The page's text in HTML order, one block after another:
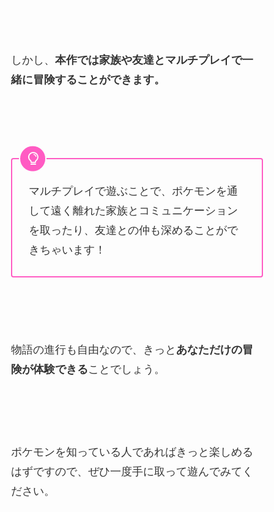
しかし、 本作では家族や友達とマルチプレイで一
緒に冒険することができます。
マルチプレイで遊ぶことで、ポケモンを通
して遠く離れた家族とコミュニケーション
を取ったり、友達との仲も深めることがで
きちゃいます！
物語の進行も自由なので、きっと あなただけの冒
険が体験できることでしょう。
ポケモンを知っている人であればきっと楽しめる
はずですので、ぜひ一度手に取って遊んでみてく
ださい。